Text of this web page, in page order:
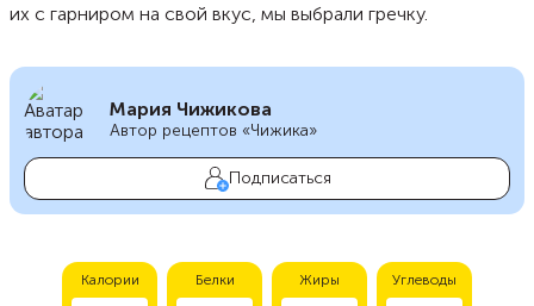
их с гарниром на свой вкус, мы выбрали гречку.
Мария Чижикова
Автор рецептов «Чижика»
Подписаться
Калории Белки Жиры Углеводы